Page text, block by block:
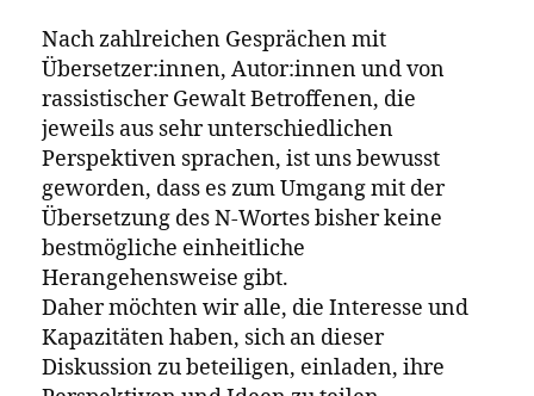
entschieden, die Stimme der Schwarzen
Autorin so unverfälscht wie möglich zu
belassen und das Ausmaß der Gewalt in
seiner Drastik so weit darzustellen, wie sie
es gewollt hat. Insgesamt ist das deutsche N-
Wort im Roman 24 mal ausgeschrieben.
Wegen des Risikos, dass bei Betroffenen
Ängste, Flashbacks oder andere psychische
Reaktionen ausgelöst werden, enthält der
Roman nun eine Triggerwarnung auf dem
Cover und einen Übersetzungskommentar.
Außerdem führt ein QR-Code im Buch zu
dieser Debatte.